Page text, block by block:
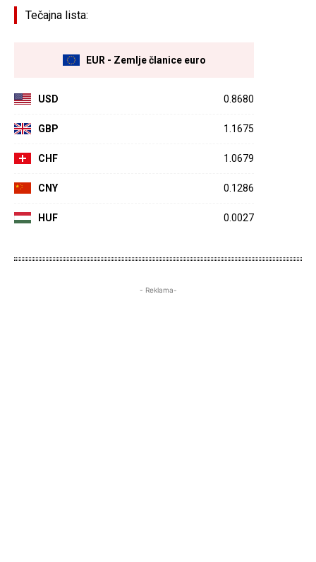
Tečajna lista:
EUR - Zemlje članice euro
USD 0.8680
GBP 1.1675
CHF 1.0679
CNY 0.1286
HUF 0.0027
- Reklama-